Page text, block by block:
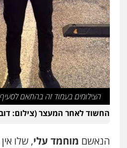
הצילומים בעמוד זה בהתאם לסעיף 27א לחוק זכויות
החשוד לאחר המעצר (צילום:
הנאשם מוחמד עלי, שלו